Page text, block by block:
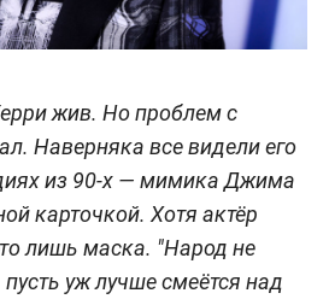
жив. Но проблем с
Наверняка все видели его
из 90-х — мимика Джима
карточкой. Хотя актёр
лишь маска. "Народ не
уж лучше смеётся над